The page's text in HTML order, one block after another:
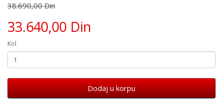
38.690,00 Din
33.640,00 Din
Kol
Dodaj u korpu